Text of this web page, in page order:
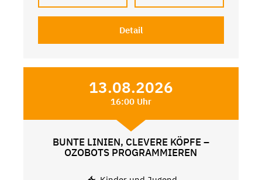
Detail
13.08.2026
16:00 Uhr
BUNTE LINIEN, CLEVERE KÖPFE –
OZOBOTS PROGRAMMIEREN